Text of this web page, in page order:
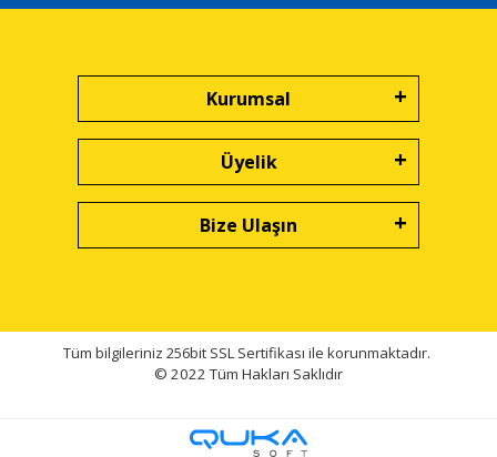
Kurumsal
Üyelik
Bize Ulaşın
Tüm bilgileriniz 256bit SSL Sertifikası ile korunmaktadır.
© 2022Tüm Hakları Saklıdır